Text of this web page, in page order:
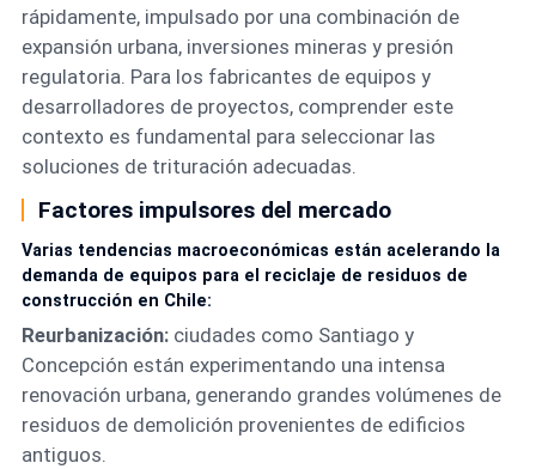
rápidamente, impulsado por una combinación de
expansión urbana, inversiones mineras y presión
regulatoria. Para los fabricantes de equipos y
desarrolladores de proyectos, comprender este
contexto es fundamental para seleccionar las
soluciones de trituración adecuadas.
Factores impulsores del mercado
Varias tendencias macroeconómicas están acelerando la
demanda de equipos para el reciclaje de residuos de
construcción en Chile:
Reurbanización:ciudades como Santiago y
Concepción están experimentando una intensa
renovación urbana, generando grandes volúmenes de
residuos de demolición provenientes de edificios
antiguos.